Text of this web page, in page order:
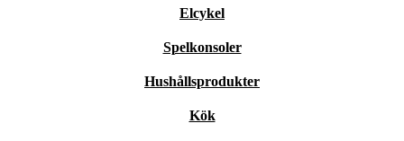
Elcykel
Spelkonsoler
Hushållsprodukter
Kök